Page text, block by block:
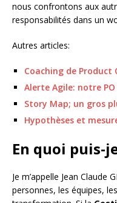
nous confrontons aux
responsabilités dans un
Autres articles:
Coaching de Product
Alerte Agile: notre
Story Map; un gros
Hypothèses et
En quoi puis-
Je m’appelle Jean Claude
personnes, les équipes,